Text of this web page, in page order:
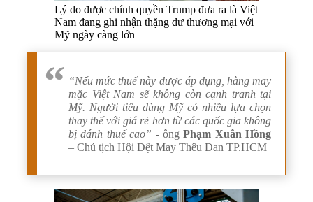
Lý do được chính quyền Trump đưa ra là Việt
Nam đang ghi nhận thặng dư thương mại với
Mỹ ngày càng lớn
“Nếu mức thuế này được áp dụng, hàng may
mặc Việt Nam sẽ không còn cạnh tranh tại
Mỹ. Người tiêu dùng Mỹ có nhiều lựa chọn
thay thế với giá rẻ hơn từ các quốc gia không
bị đánh thuế cao” - ôngPhạm Xuân Hồng
– Chủ tịch Hội Dệt May Thêu Đan TP.HCM